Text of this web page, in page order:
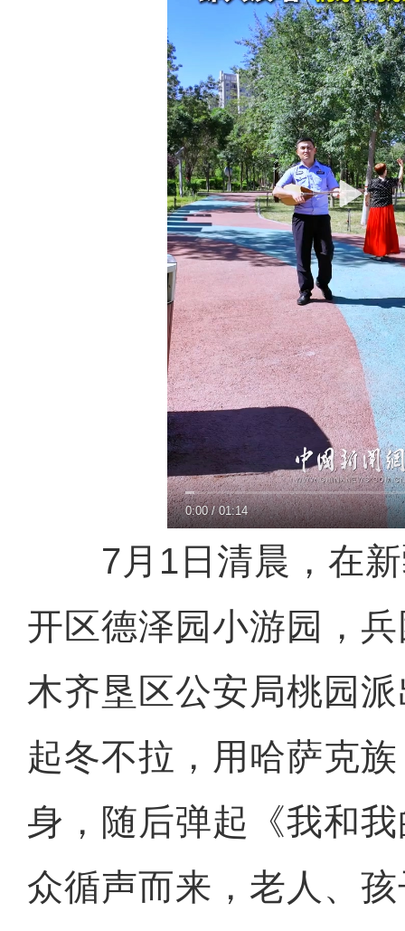
0:00/01:14
7月1日清晨，在新
开区德泽园小游园，
木齐垦区公安局桃园
起冬不拉，用哈萨克
身，随后弹起《我和
众循声而来，老人、